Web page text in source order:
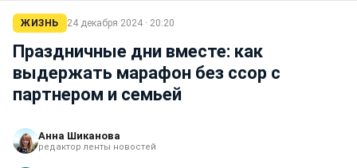
ЖИЗНЬ 24 декабря 2024 · 20:20
Праздничные дни вместе: как
выдержать марафон без ссор с
партнером и семьей
Анна Шиканова
редактор ленты новостей